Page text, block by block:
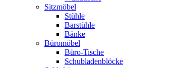
Sitzmöbel
Stühle
Barstühle
Bänke
Büromöbel
Büro-Tische
Schubladenblöcke